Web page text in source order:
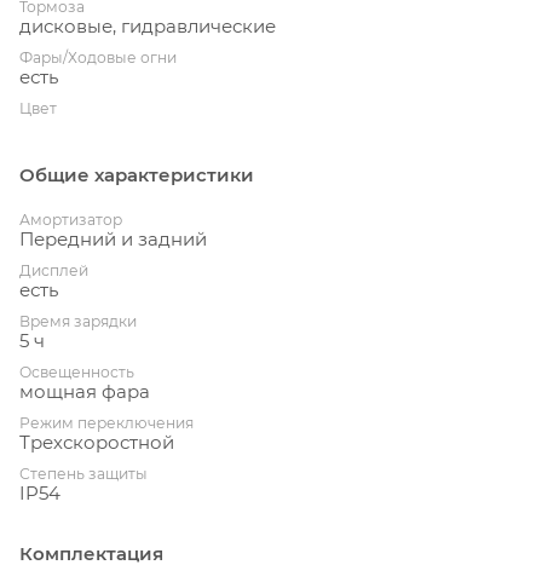
Тормоза
дисковые, гидравлические
Фары/Ходовые огни
есть
Цвет
Общие характеристики
Амортизатор
Передний и задний
Дисплей
есть
Время зарядки
5 ч
Освещенность
мощная фара
Режим переключения
Трехскоростной
Степень защиты
IP54
Комплектация